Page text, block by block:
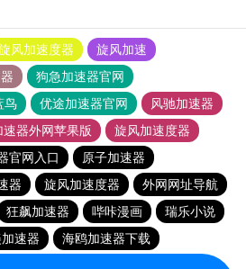
风加速度器
旋风加速
狗急加速器官网
鸟 优途加速器官网
风驰加速器
器外网苹果版
旋风加速度器
官网入口
原子加速器
器 旋风加速度器
外网网址导航
狂飙加速器 哔咔漫画
瑞乐小说
速器
海鸥加速器下载